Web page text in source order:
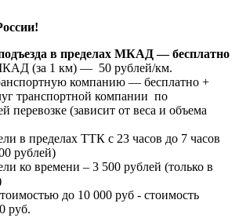
в пределах МКАД — бесплатно
(за 1 км) — 50 рублей/км.
компанию — бесплатно +
транспортной компании по
перевозке (зависит от веса и объема
в пределах ТТК с 23 часов до 7 часов
рублей)
ко времени – 3 500 рублей (только в
до 10 000 руб - стоимость
руб.